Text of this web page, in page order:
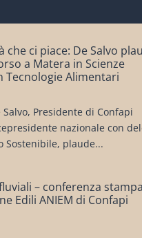
che ci piace: De Salvo
a Matera in Scienze
Tecnologie Alimentari
Salvo, Presidente di Confapi
nazionale con
Sostenibile, plaude...
– conferenza stampa
Edili ANIEM di Confapi